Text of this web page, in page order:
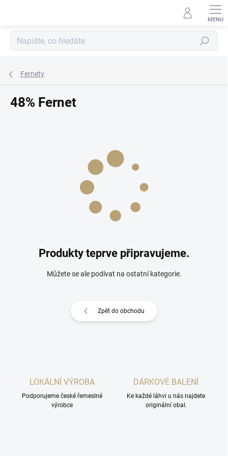
Hledat
Fernety
48% Fernet
Produkty teprve připravujeme.
Můžete se ale podívat na ostatní kategorie.
Zpět do obchodu
LOKÁLNÍ VÝROBA
Podporujeme české řemeslné
výrobce
DÁRKOVÉ BALENÍ
Ke každé láhvi u nás najdete
originální obal.